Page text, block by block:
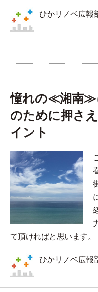
ひかリノベ広報
憧れの≪湘南≫
のために押さ
イント
て頂ければと思います
ひかリノベ広報